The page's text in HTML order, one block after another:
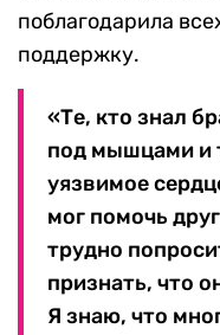
поблагодарила
поддержку.
«Те, кто знал
под мышцами и
уязвимое
мог помочь
трудно
признать, что
Я знаю, что